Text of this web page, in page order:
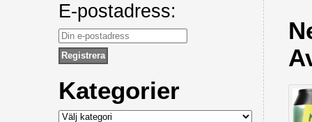
E-postadress:
Kategorier
Kategorier